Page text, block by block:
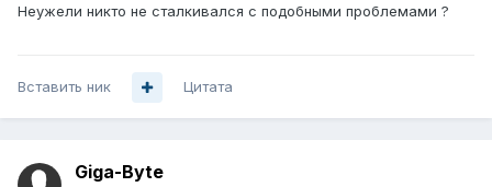
Неужели никто не сталкивался с подобными проблемами ?
Вставить ник Цитата
Giga-Byte